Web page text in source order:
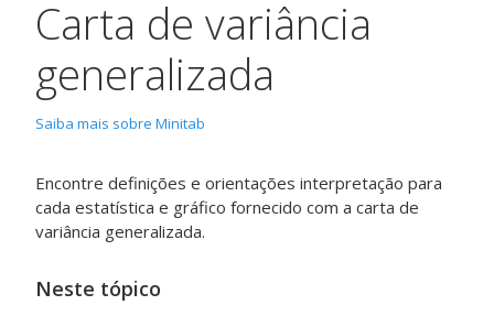
Carta de variância
generalizada
Saiba mais sobre Minitab
Encontre definições e orientações interpretação para
cada estatística e gráfico fornecido com a carta de
variância generalizada.
Neste tópico